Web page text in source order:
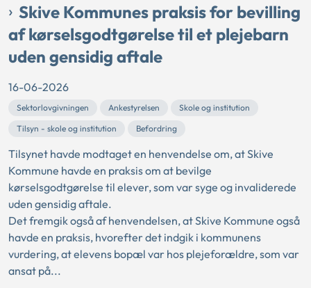
Skive Kommunes praksis for bevilling
af kørselsgodtgørelse til et plejebarn
uden gensidig aftale
16-06-2026
Sektorlovgivningen Ankestyrelsen
Skole og institution
Tilsyn - skole og institution
Befordring
Tilsynet havde modtaget en henvendelse om, at Skive
Kommune havde en praksis om at bevilge
kørselsgodtgørelse til elever, som var syge og invaliderede
uden gensidig aftale.
Det fremgik også af henvendelsen, at Skive Kommune også
havde en praksis, hvorefter det indgik i kommunens
vurdering, at elevens bopæl var hos plejeforældre, som var
ansat på...